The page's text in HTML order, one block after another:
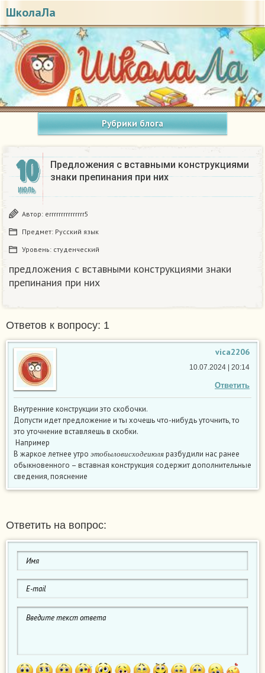
ШколаЛа
Рубрики блога
10
ИЮЛЬ
Предложения с вставными конструкциями
знаки препинания при них
Автор: errrrrrrrrrrrrrr5
Предмет: Русский язык
Уровень: студенческий
предложения с вставными конструкциями знаки
препинания при них
Ответов к вопросу: 1
vica2206
Ответить
10.07.2024 | 20:14
Внутренние конструкции это скобочки.
Допусти идет предложение и ты хочешь что-нибудь уточнить, то
это уточнение вставляешь в скобки.
Например
В жаркое летнее утро
бы од
разбудили нас ранее
обыкновенного – вставная конструкция содержит дополнительные
сведения, пояснение
Ответить на вопрос: